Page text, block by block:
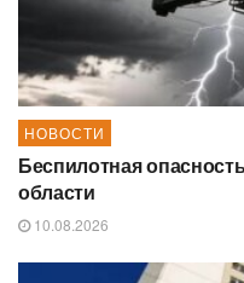
НОВОСТИ
Беспилотная
области
10.08.2026